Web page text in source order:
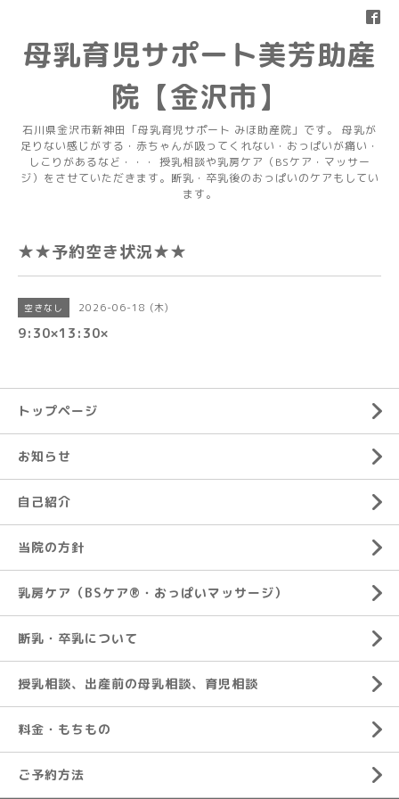
母乳育児サポート美芳助産
院【金沢市】
石川県金沢市新神田「母乳育児サポート みほ助産院」です。 母乳が
足りない感じがする・赤ちゃんが吸ってくれない・おっぱいが痛い・
しこりがあるなど・・・ 授乳相談や乳房ケア（BSケア・マッサー
ジ）をさせていただきます。断乳・卒乳後のおっぱいのケアもしてい
ます。
★★予約空き状況★★
空きなし 2026-06-18 (木)
9:30×13:30×
トップページ
お知らせ
自己紹介
当院の方針
乳房ケア（BSケア®︎・おっぱいマッサージ）
断乳・卒乳について
授乳相談、出産前の母乳相談、育児相談
料金・もちもの
ご予約方法